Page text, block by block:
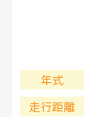
年式
走行距離